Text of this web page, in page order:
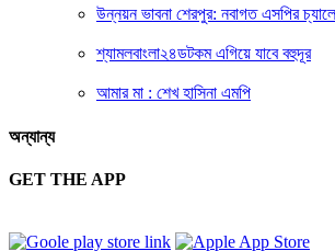
উন্নয়ন ভাবনা শেরপুর: নবাগত এসপির
শ্যামলবাংলা২৪ডটকম এগিয়ে যাবে বহুদূর
আমার মা : শেখ হাসিনা এমপি
অন্যান্য
GET THE APP